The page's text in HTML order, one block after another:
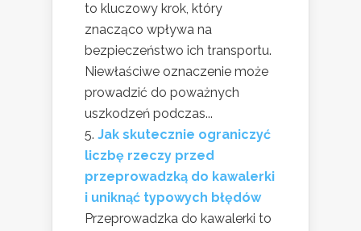
to kluczowy krok, który
znacząco wpływa na
bezpieczeństwo ich transportu.
Niewłaściwe oznaczenie może
prowadzić do poważnych
uszkodzeń podczas...
Jak skutecznie ograniczyć
liczbę rzeczy przed
przeprowadzką do kawalerki
i uniknąć typowych błędów
Przeprowadzka do kawalerki to